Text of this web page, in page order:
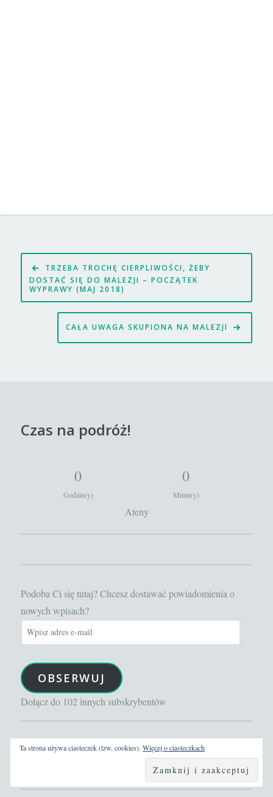
Nawigacja
wpisu
TRZEBA TROCHĘ CIERPLIWOŚCI, ŻEBY
DOSTAĆ SIĘ DO MALEZJI – POCZĄTEK
WYPRAWY (MAJ 2018)
CAŁA UWAGA SKUPIONA NA MALEZJI
Czas na podróż!
0
Godzin(y)
0
Minut(y)
Ateny
Podoba Ci się tutaj? Chcesz dostawać powiadomienia o
nowych wpisach?
Wpisz
adres
mail
OBSERWUJ
Dołącz do 102 innych subskrybentów
A TO SIĘ DZIAŁO POPRZEDNIO
to
Ta strona używa ciasteczek (tzw. cookies). Więcej o ciasteczkach